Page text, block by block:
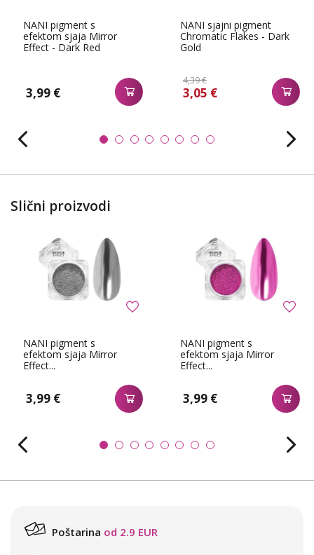
NANI pigment s
efektom sjaja Mirror
Effect - Dark Red
3,99 €
NANI sjajni pigment
Chromatic Flakes - Dark
Gold
4,39 €
3,05 €
Slični proizvodi
NANI pigment s
efektom sjaja Mirror
Effect...
3,99 €
NANI pigment s
efektom sjaja Mirror
Effect...
3,99 €
Poštarina od 2.9 EUR